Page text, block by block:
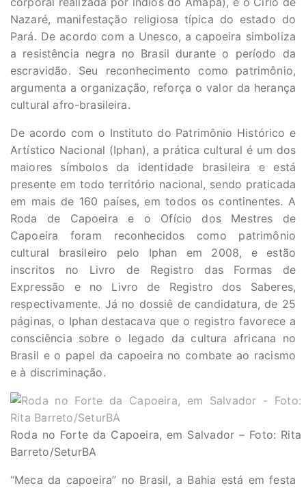
Nazaré, manifestação religiosa típica do estado do
Pará. De acordo com a Unesco, a capoeira simboliza
a resistência negra no Brasil durante o período da
escravidão. Seu reconhecimento como patrimônio,
argumenta a organização, reforça o valor da herança
cultural afro-brasileira.
De acordo com o Instituto do Patrimônio Histórico e
Artístico Nacional (Iphan), a prática cultural é um dos
maiores símbolos da identidade brasileira e está
presente em todo território nacional, sendo praticada
em mais de 160 países, em todos os continentes. A
Roda de Capoeira e o Ofício dos Mestres de
Capoeira foram reconhecidos como patrimônio
cultural brasileiro pelo Iphan em 2008, e estão
inscritos no Livro de Registro das Formas de
Expressão e no Livro de Registro dos Saberes,
respectivamente. Já no dossiê de candidatura, de 25
páginas, o Iphan destacava que o registro favorece a
consciência sobre o legado da cultura africana no
Brasil e o papel da capoeira no combate ao racismo
e à discriminação.
Roda no Forte da Capoeira, em Salvador – Foto: Rita
Barreto/SeturBA
“Meca da capoeira” no Brasil, a Bahia está em festa